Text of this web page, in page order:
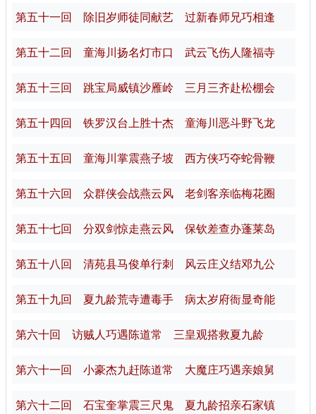
第五十一回 除旧岁师徒同献艺 过新春师兄巧相逢
第五十二回 童海川扬名灯市口 武云飞伤人隆福寺
第五十三回 跳宝局威镇沙雁岭 三月三齐赴松棚会
第五十四回 铁罗汉台上胜十杰 童海川恶斗野飞龙
第五十五回 童海川掌震燕子坡 西方侠巧夺蛇骨鞭
第五十六回 众群侠会战燕云风 老剑客亲临梅花圈
第五十七回 分双剑惊走燕云风 保钦差查办蓬莱岛
第五十八回 清苑县马俊单行刺 风云庄义结邓九公
第五十九回 夏九龄荒寺遭毒手 病太岁府衙显奇能
第六十回 访贼人巧遇陈道常 三皇观搭救夏九龄
第六十一回 小豪杰九赶陈道常 大魔庄巧遇亲娘舅
第六十二回 石宝奎掌震三尺鬼 夏九龄招亲石家镇